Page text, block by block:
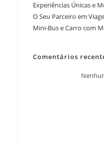
Experiências Únicas e
O Seu Parceiro em
Mini-Bus e Carro com
Comentários